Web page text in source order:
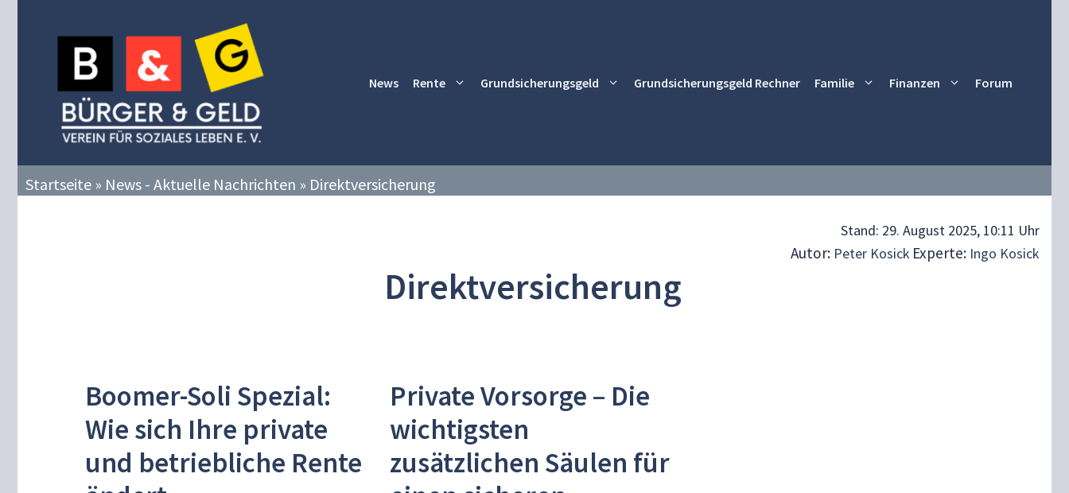
News Rente Grundsicherungsgeld Grundsicherungsgeld Rechner Familie Finanzen Forum
Startseite » News - Aktuelle Nachrichten » Direktversicherung
Stand: 29. August 2025, 10:11 Uhr
Autor: Peter Kosick Experte: Ingo Kosick
Direktversicherung
Boomer-Soli Spezial:
Wie sich Ihre private
und betriebliche Rente
Private Vorsorge – Die
wichtigsten
zusätzlichen Säulen für